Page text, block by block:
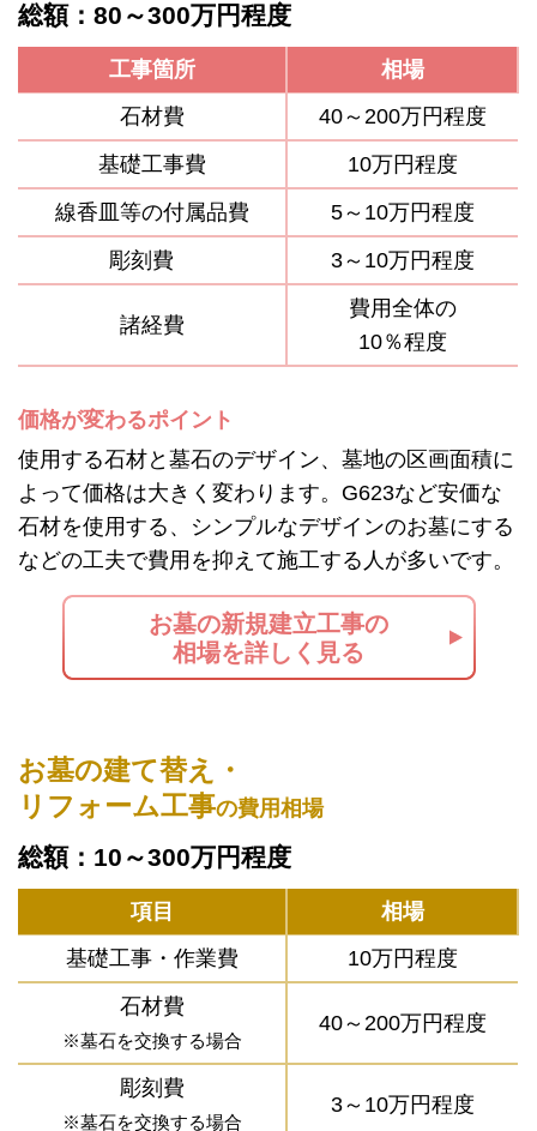
総額：80～300万円程度
工事箇所
相場
石材費
40～200万円程度
基礎工事費
10万円程度
線香皿等の付属品費
5～10万円程度
彫刻費
3～10万円程度
諸経費
費用全体の
10％程度
価格が変わるポイント
使用する石材と墓石のデザイン、墓地の区画面積に
よって価格は大きく変わります。G623など安価な
石材を使用する、シンプルなデザインのお墓にする
などの工夫で費用を抑えて施工する人が多いです。
お墓の新規建立工事の
相場を詳しく見る
お墓の建て替え・
リフォーム工事の費用相場
総額：10～300万円程度
項目
相場
基礎工事・作業費
10万円程度
石材費
※墓石を交換する場合
40～200万円程度
彫刻費
※墓石を交換する場合
3～10万円程度